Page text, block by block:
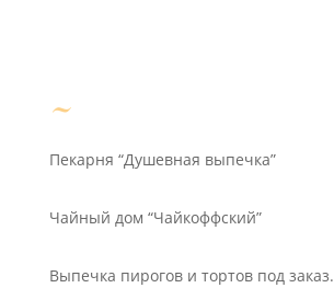
Пекарня “Душевная выпечка”
Чайный дом “Чайкоффский”
Выпечка пирогов и тортов под заказ.